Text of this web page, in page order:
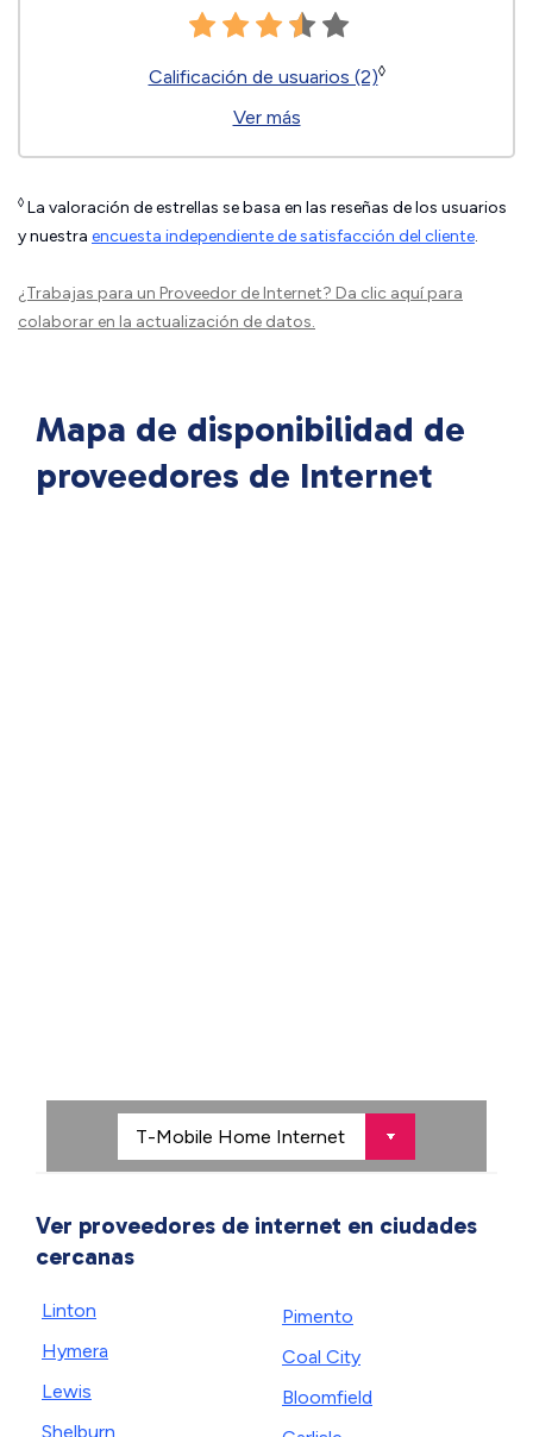
Calificación de usuarios (2)◊
Ver más
◊ La valoración de estrellas se basa en las reseñas de los usuarios
y nuestra encuesta independiente de satisfacción del cliente.
¿Trabajas para un Proveedor de Internet? Da clic aquípara
colaborar en la actualización de datos.
Mapa de disponibilidad de
proveedores de Internet
Ver proveedores de internet en ciudades
cercanas
Linton
Hymera
Lewis
Shelburn
Pimento
Coal City
Bloomfield